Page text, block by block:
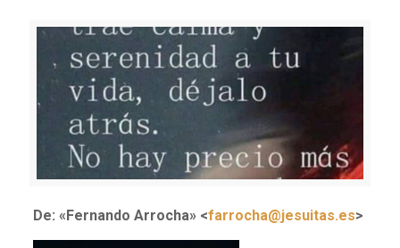
De: «Fernando Arrocha» <farrocha@jesuitas.es>